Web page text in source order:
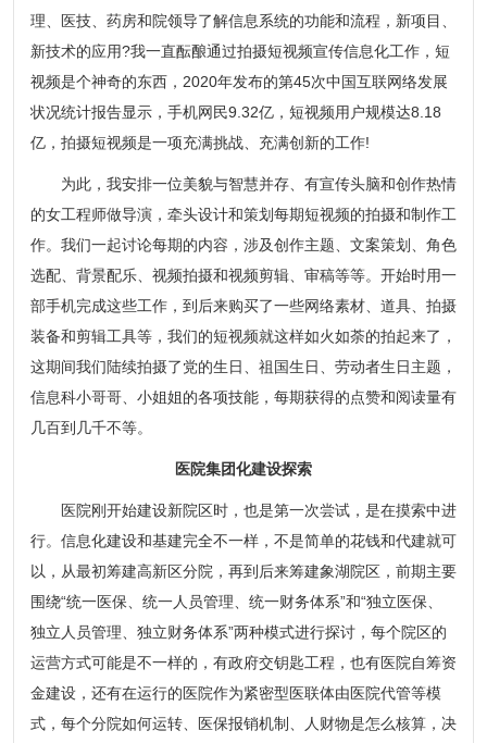
理、医技、药房和院领导了解信息系统的功能和流程，新项目、
新技术的应用?我一直酝酿通过拍摄短视频宣传信息化工作，短
视频是个神奇的东西，2020年发布的第45次中国互联网络发展
状况统计报告显示，手机网民9.32亿，短视频用户规模达8.18
亿，拍摄短视频是一项充满挑战、充满创新的工作!
为此，我安排一位美貌与智慧并存、有宣传头脑和创作热情
的女工程师做导演，牵头设计和策划每期短视频的拍摄和制作工
作。我们一起讨论每期的内容，涉及创作主题、文案策划、角色
选配、背景配乐、视频拍摄和视频剪辑、审稿等等。开始时用一
部手机完成这些工作，到后来购买了一些网络素材、道具、拍摄
装备和剪辑工具等，我们的短视频就这样如火如荼的拍起来了，
这期间我们陆续拍摄了党的生日、祖国生日、劳动者生日主题，
信息科小哥哥、小姐姐的各项技能，每期获得的点赞和阅读量有
几百到几千不等。
医院集团化建设探索
医院刚开始建设新院区时，也是第一次尝试，是在摸索中进
行。信息化建设和基建完全不一样，不是简单的花钱和代建就可
以，从最初筹建高新区分院，再到后来筹建象湖院区，前期主要
围绕“统一医保、统一人员管理、统一财务体系”和“独立医保、
独立人员管理、独立财务体系”两种模式进行探讨，每个院区的
运营方式可能是不一样的，有政府交钥匙工程，也有医院自筹资
金建设，还有在运行的医院作为紧密型医联体由医院代管等模
式，每个分院如何运转、医保报销机制、人财物是怎么核算，决